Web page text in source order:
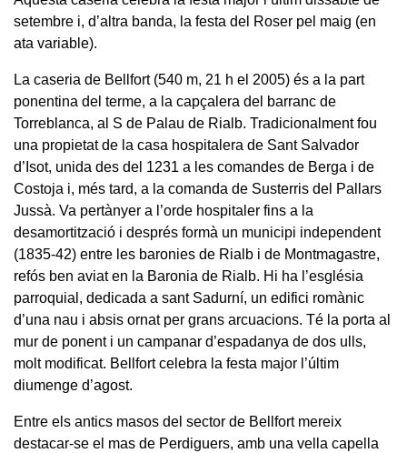
setembre i, d’altra banda, la festa del Roser pel maig (en
ata variable).
La caseria de Bellfort (540 m, 21 h el 2005) és a la part
ponentina del terme, a la capçalera del barranc de
Torreblanca, al S de Palau de Rialb. Tradicionalment fou
una propietat de la casa hospitalera de Sant Salvador
d’Isot, unida des del 1231 a les comandes de Berga i de
Costoja i, més tard, a la comanda de Susterris del Pallars
Jussà. Va pertànyer a l’orde hospitaler fins a la
desamortització i després formà un municipi independent
(1835-42) entre les baronies de Rialb i de Montmagastre,
refós ben aviat en la Baronia de Rialb. Hi ha l’església
parroquial, dedicada a sant Sadurní, un edifici romànic
d’una nau i absis ornat per grans arcuacions. Té la porta al
mur de ponent i un campanar d’espadanya de dos ulls,
molt modificat. Bellfort celebra la festa major l’últim
diumenge d’agost.
Entre els antics masos del sector de Bellfort mereix
destacar-se el mas de Perdiguers, amb una vella capella